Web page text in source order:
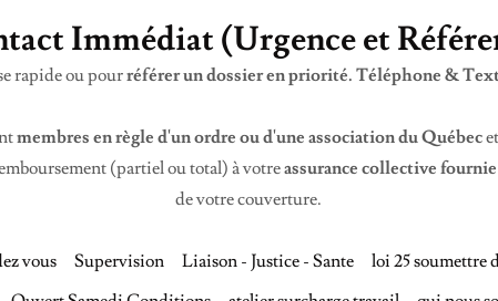
Immédiat (Urgence et
rapide ou pourréférer un dossier en priorité. Téléphone &
membres en règle d'un ordre ou d'une association du Québec
(partiel ou total) à votreassurance collective
de votre couverture.
vous Supervision Liaison - Justice - Sante loi 25 soumettre